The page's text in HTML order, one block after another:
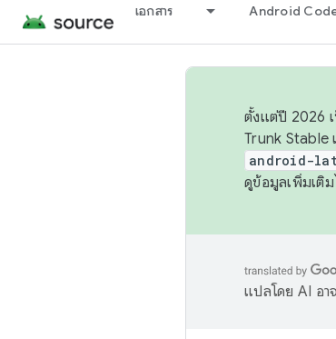
เอกสาร Android
ตั้งแต่ปี 2026
Trunk Stable
android-
ดูข้อมูลเพิ่มเติ
แปลโดย AI อ